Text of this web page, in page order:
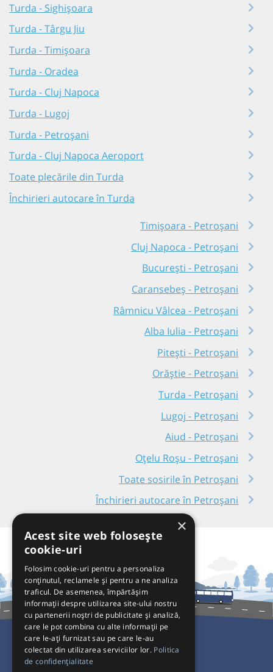
Turda - Sighișoara
Turda - Târgu Jiu
Turda - Timișoara
Turda - Oradea
Turda - Cluj Napoca
Turda - Lugoj
Turda - Petroșani
Turda - Cluj Napoca Aeroport
Toate plecările din Turda
Închirieri autocare în Turda
Timișoara - Petroșani
Cluj Napoca - Petroșani
București - Petroșani
Caransebeș - Petroșani
Râmnicu Vâlcea - Petroșani
Alba Iulia - Petroșani
Pitești - Petroșani
Orăștie - Petroșani
Turda - Petroșani
Lugoj - Petroșani
Aiud - Petroșani
Oțelu Roșu - Petroșani
Toate sosirile în Petroșani
Închirieri autocare în Petroșani
Pentru Călători
×
Acest site web folosește
cookie-uri
Folosim cookie-uri pentru a personaliza
conținutul, reclamele și pentru a ne analiza
traficul. De asemenea, împărtășim
informații despre utilizarea site-ului nostru
cu partenerii noștri de publicitate și analiză,
care le pot combina cu alte informații pe
care le-ați furnizat sau pe care le-au
colectat din utilizarea serviciilor lor. Politica
de confidențialitate